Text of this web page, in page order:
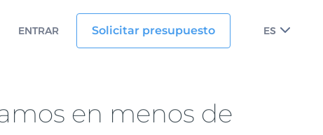
ENTRAR Solicitar presupuesto ES
en menos de